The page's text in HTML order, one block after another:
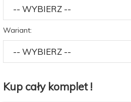
Wariant:
Kup cały komplet !